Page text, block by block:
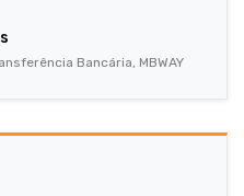
Bancária, MBWAY